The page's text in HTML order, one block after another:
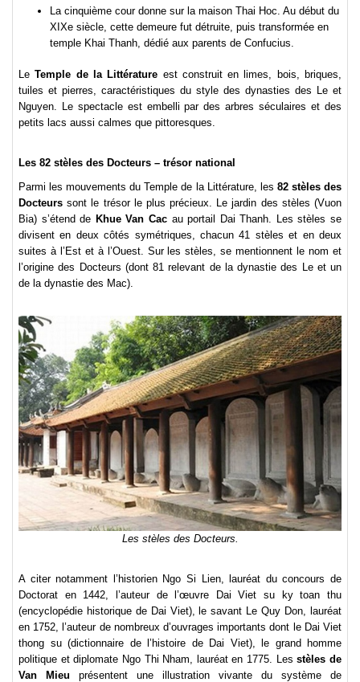
La cinquième cour donne sur la maison Thai Hoc. Au début du
XIXe siècle, cette demeure fut détruite, puis transformée en
temple Khai Thanh, dédié aux parents de Confucius.
LeTemple de la Littérature est construit en limes, bois, briques,
tuiles et pierres, caractéristiques du style des dynasties des Le et
Nguyen. Le spectacle est embelli par des arbres séculaires et des
petits lacs aussi calmes que pittoresques.
Les 82 stèles des Docteurs – trésor national
Parmi les mouvements du Temple de la Littérature, les 82 stèles des
Docteurs sont le trésor le plus précieux. Le jardin des stèles (Vuon
Bia) s’étend de Khue Van Cacau portail Dai Thanh. Les stèles se
divisent en deux côtés symétriques, chacun 41 stèles et en deux
suites à l’Est et à l’Ouest. Sur les stèles, se mentionnent le nom et
l’origine des Docteurs (dont 81 relevant de la dynastie des Le et un
de la dynastie des Mac).
Les stèles des Docteurs.
A citer notamment l’historien Ngo Si Lien, lauréat du concours de
Doctorat en 1442, l’auteur de l’œuvre Dai Viet su ky toan thu
(encyclopédie historique de Dai Viet), le savant Le Quy Don, lauréat
en 1752, l’auteur de nombreux d’ouvrages importants dont le Dai Viet
thong su (dictionnaire de l’histoire de Dai Viet), le grand homme
politique et diplomate Ngo Thi Nham, lauréat en 1775. Lesstèles de
Van Mieu présentent une illustration vivante du système de